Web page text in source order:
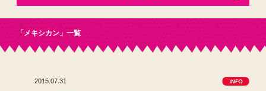
「メキシカン」一覧
2015.07.31